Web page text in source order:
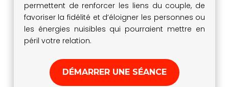
permettent de renforcer les liens du couple, de
favoriser la fidélité et d’éloigner les personnes ou
les énergies nuisibles qui pourraient mettre en
péril votre relation.
DÉMARRER UNE SÉANCE